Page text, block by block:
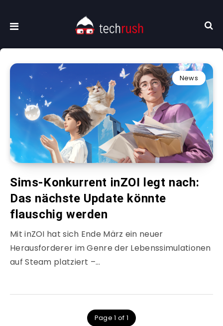
News
Sims-Konkurrent inZOI legt nach:
Das nächste Update könnte
flauschig werden
Mit inZOI hat sich Ende März ein neuer
Herausforderer im Genre der Lebenssimulationen
auf Steam platziert –…
Page 1 of 1